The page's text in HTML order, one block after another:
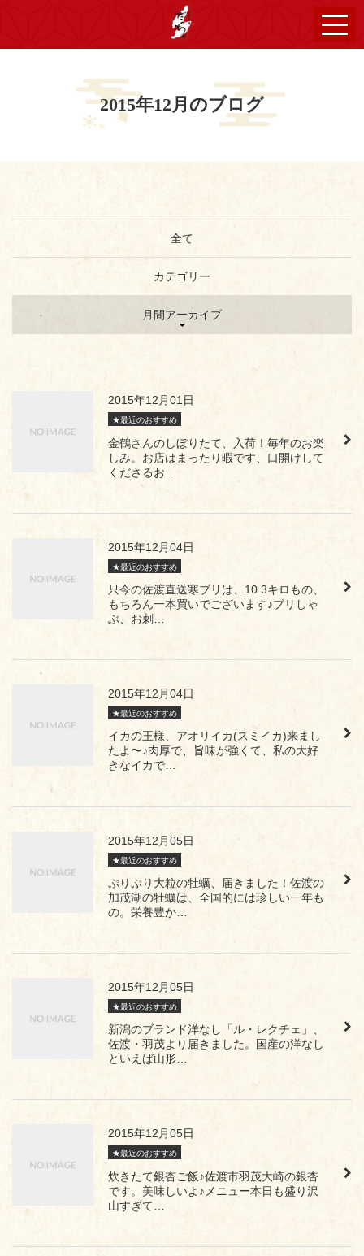
2015年12月のブログ
全て
カテゴリー
月間アーカイブ
2015年12月01日
★最近のおすすめ
金鶴さんのしぼりたて、入荷！毎年のお楽
しみ。お店はまったり暇です、口開けして
くださるお…
2015年12月04日
★最近のおすすめ
只今の佐渡直送寒ブリは、10.3キロもの、
もちろん一本買いでございます♪ブリしゃ
ぶ、お刺…
2015年12月04日
★最近のおすすめ
イカの王様、アオリイカ(スミイカ)来まし
たよ〜♪肉厚で、旨味が強くて、私の大好
きなイカで…
2015年12月05日
★最近のおすすめ
ぷりぷり大粒の牡蠣、届きました！佐渡の
加茂湖の牡蠣は、全国的には珍しい一年も
の。栄養豊か…
2015年12月05日
★最近のおすすめ
新潟のブランド洋なし「ル・レクチェ」、
佐渡・羽茂より届きました。国産の洋なし
といえば山形…
2015年12月05日
★最近のおすすめ
炊きたて銀杏ご飯♪佐渡市羽茂大崎の銀杏
です。美味しいよ♪メニュー本日も盛り沢
山すぎて…